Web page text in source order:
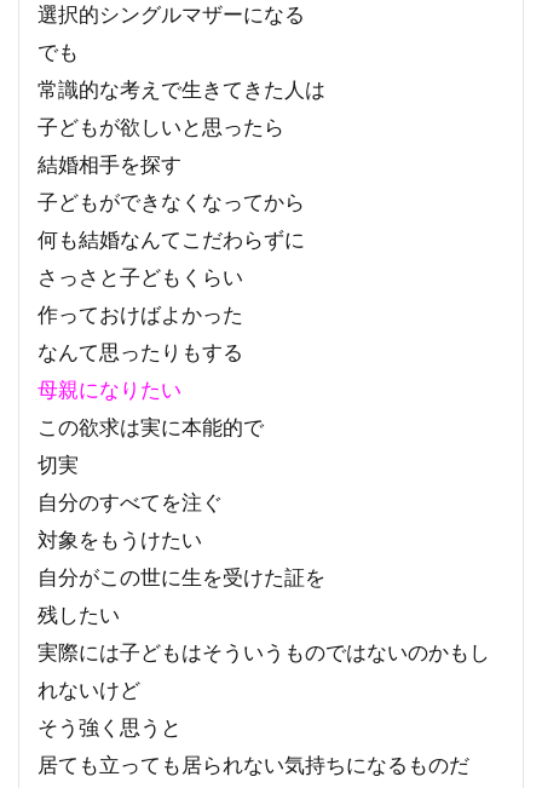
選択的シングルマザーになる
でも
常識的な考えで生きてきた人は
子どもが欲しいと思ったら
結婚相手を探す
子どもができなくなってから
何も結婚なんてこだわらずに
さっさと子どもくらい
作っておけばよかった
なんて思ったりもする
母親になりたい
この欲求は実に本能的で
切実
自分のすべてを注ぐ
対象をもうけたい
自分がこの世に生を受けた証を
残したい
実際には子どもはそういうものではないのかもし
れないけど
そう強く思うと
居ても立っても居られない気持ちになるものだ